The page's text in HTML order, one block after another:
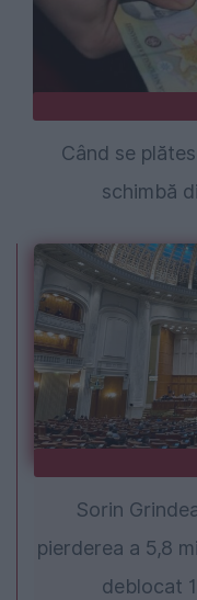
Când se
schimbă
Sorin
pierderea a 5,8
deblocat